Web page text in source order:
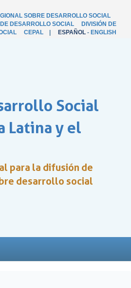
SOBRE DESARROLLO SOCIAL
DESARROLLO SOCIAL
DIVISIÓN DE
CEPAL ESPAÑOL - ENGLISH
Social
Latina y el
para la difusión de
desarrollo social